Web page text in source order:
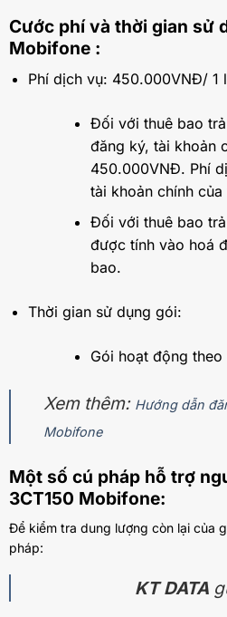
Cước phí và thời gian sử
Mobifone :
Phí dịch vụ: 450.000VNĐ/ 1
Đối với thuê bao
đăng ký, tài khoản
450.000VNĐ. Phí
tài khoản chính của
Đối với thuê bao
được tính vào hoá
bao.
Thời gian sử dụng gói:
Gói hoạt động
Xem thêm: Hướng dẫn
Mobifone
Một số cú pháp hỗ trợ
3CT150 Mobifone:
Để kiểm tra dung lượng còn lại của
pháp:
KT DATA